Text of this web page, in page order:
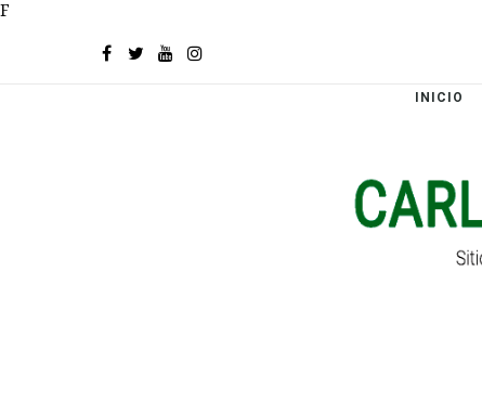
F
INICIO